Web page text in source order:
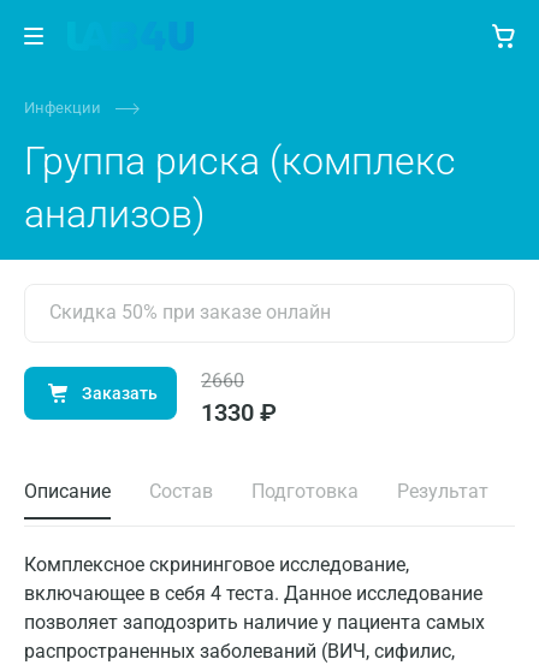
Инфекции
Группа риска (комплекс
анализов)
Скидка 50% при заказе онлайн
Заказать
2660
1330 ₽
Описание Состав Подготовка Результат
Комплексное скрининговое исследование,
включающее в себя 4 теста. Данное исследование
позволяет заподозрить наличие у пациента самых
распространенных заболеваний (ВИЧ, сифилис,